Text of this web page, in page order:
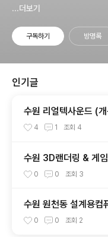
동안 버틸 수 있는 원동력은
해왔고 또, 앞으로도 최선을 다
...더보기
구독하기 방명록
인기글
수원 리얼텍사운드 (
4 1 조회 4
수원 3D랜더링 & 게
조립컴퓨터부품수리판
0 0 조회 3
수원 원천동 설계용컴
_당일출고_수원조립컴
0 0 조회 2